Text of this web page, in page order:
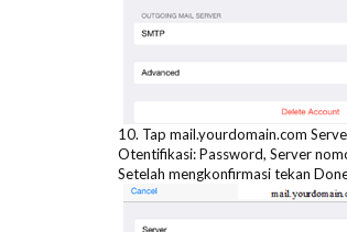
10. Tap mail.yourdomain.com
Otentifikasi: Password, Server
Setelah mengkonfirmasi tekan